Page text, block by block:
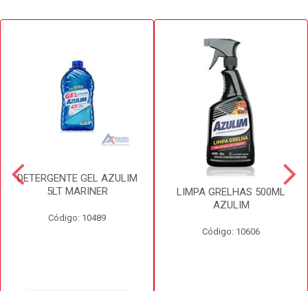
DETERGENTE GEL AZULIM
5LT MARINER
Código: 10489
LIMPA GRELHAS 500ML
AZULIM
Código: 10606